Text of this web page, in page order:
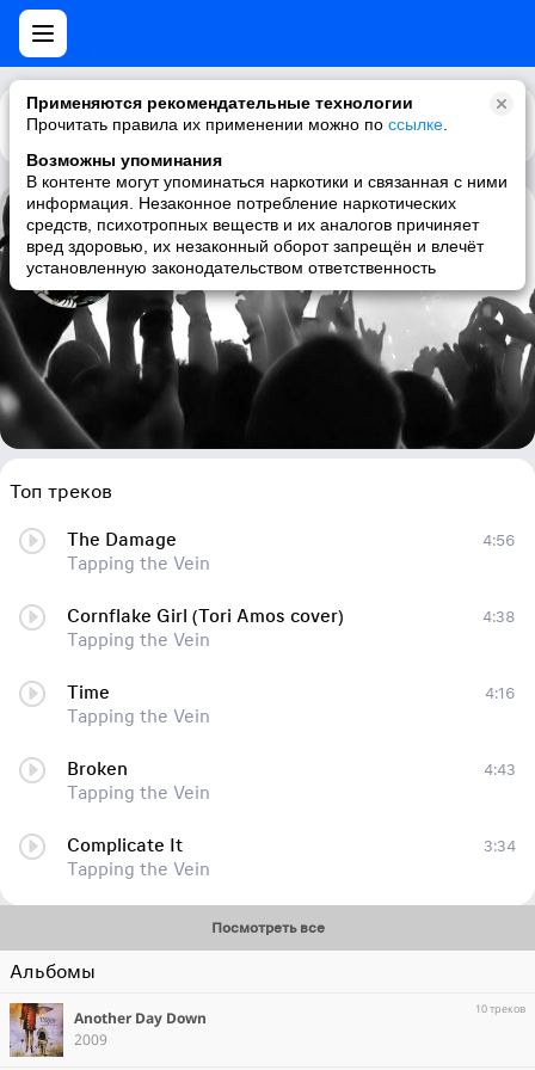
Применяются рекомендательные технологии
Прочитать правила их применении можно по ссылке
Возможны упоминания
В контенте могут упоминаться наркотики и связанная с ними
информация. Незаконное потребление наркотических
средств, психотропных веществ и их аналогов причиняет
вред здоровью, их незаконный оборот запрещён и влечёт
установленную законодательством ответственность
Каталог Рекомендации
Tapping the Vein
Топ треков
The Damage
Tapping the Vein
4:56
Cornflake Girl (Tori Amos cover)
Tapping the Vein
4:38
Time
Tapping the Vein
4:16
Broken
Tapping the Vein
4:43
Complicate It
Tapping the Vein
3:34
Посмотреть все
Альбомы
Another Day Down
2009
10 треков